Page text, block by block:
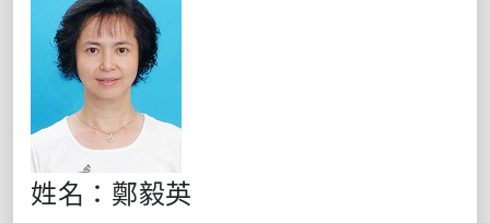
姓名： 鄭毅英